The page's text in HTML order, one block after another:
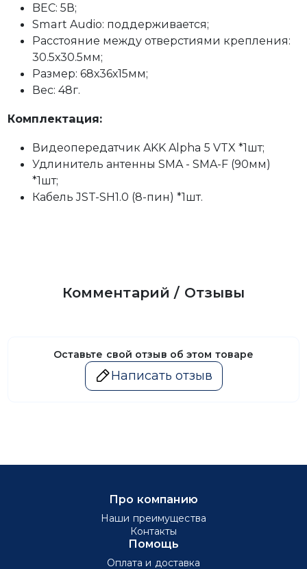
BEC: 5В;
Smart Audio: поддерживается;
Расстояние между отверстиями крепления:
30.5х30.5мм;
Размер: 68х36х15мм;
Вес: 48г.
Комплектация:
Видеопередатчик AKK Alpha 5 VTX *1шт;
Удлинитель антенны SMA - SMA-F (90мм)
*1шт;
Кабель JST-SH1.0 (8-пин) *1шт.
Комментарий / Отзывы
Оставьте свой отзыв об этом товаре
Написать отзыв
Про компанию
Наши преимущества
Контакты
Помощь
Оплата и доставка